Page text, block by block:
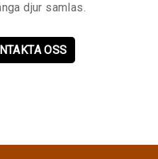
djur samlas.
OSS